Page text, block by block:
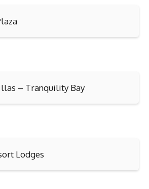
– Tranquility Bay
Lodges